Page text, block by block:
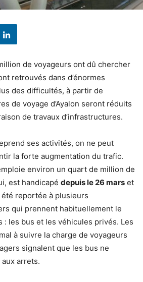
de voyageurs ont dû chercher
retrouvés dans d’énormes
des difficultés, à partir de
de voyage d’Ayalon seront réduits
de travaux d’infrastructures.
ses activités, on ne peut
la forte augmentation du trafic.
environ un quart de million de
est handicapé depuis le 26 mars et
été reportée à plusieurs
qui prennent habituellement le
: les bus et les véhicules privés. Les
à suivre la charge de voyageurs
signalent que les bus ne
aux arrets.